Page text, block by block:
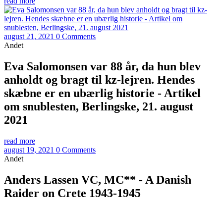
august 21, 2021 0 Comments
Andet
Eva Salomonsen var 88 år, da hun blev
anholdt og bragt til kz-lejren. Hendes
skæbne er en ubærlig historie - Artikel
om snublesten, Berlingske, 21. august
2021
read more
august 19, 2021 0 Comments
Andet
Anders Lassen VC, MC** - A Danish
Raider on Crete 1943-1945